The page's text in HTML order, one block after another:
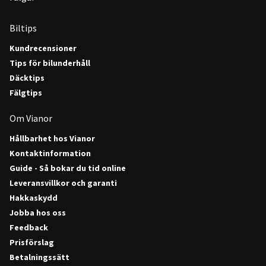
Biltips
Kundrecensioner
Tips för bilunderhåll
Däcktips
Fälgtips
Om Vianor
Hållbarhet hos Vianor
Kontaktinformation
Guide - Så bokar du tid online
Leveransvillkor och garanti
Hakkaskydd
Jobba hos oss
Feedback
Prisförslag
Betalningssätt